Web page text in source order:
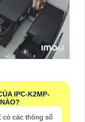
IPC-K2MP-
có các thông số